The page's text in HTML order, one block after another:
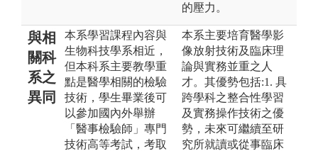
的壓力。
與相
關科
系之
異同
本系學習課程內容與
生物科技學系相近，
但本科系主要教學重
點是醫學相關的檢驗
技術，學生畢業後可
以參加國內外舉辦
「醫事檢驗師」專門
技術高等考試，考取
本系主要培育醫學影
像放射技術及臨床理
論與實務並重之人
才。其優勢包括:1. 具
跨學科之整合性學習
及實務操作技術之優
勢，未來可繼續至研
究所就讀或從事臨床